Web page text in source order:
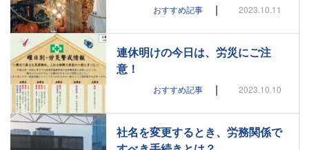
おすすめ記事 | 2023.10.11
連休明けの今日は、労災にご注
意！
おすすめ記事 | 2023.10.10
社名を変更するとき、労務関係で